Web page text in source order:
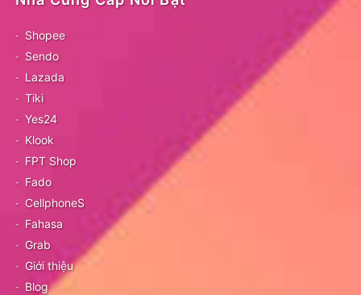
Shopee
Sendo
Lazada
Tiki
Yes24
Klook
FPT Shop
Fado
CellphoneS
Fahasa
Grab
Giới thiệu
Blog